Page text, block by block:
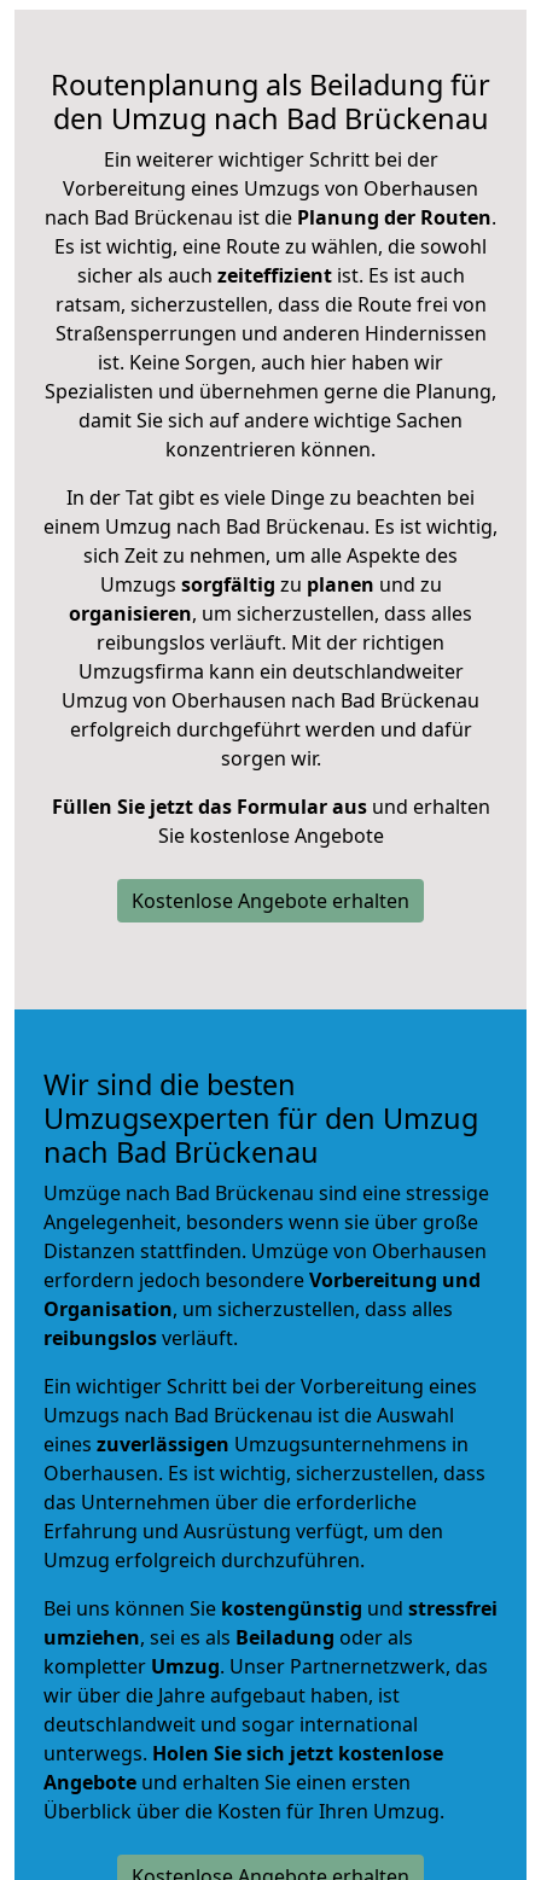
Routenplanung als Beiladung für
den Umzug nach Bad Brückenau
Ein weiterer wichtiger Schritt bei der
Vorbereitung eines Umzugs von Oberhausen
nach Bad Brückenau ist die Planung der Routen.
Es ist wichtig, eine Route zu wählen, die sowohl
sicher als auch zeiteffizientist. Es ist auch
ratsam, sicherzustellen, dass die Route frei von
Straßensperrungen und anderen Hindernissen
ist. Keine Sorgen, auch hier haben wir
Spezialisten und übernehmen gerne die Planung,
damit Sie sich auf andere wichtige Sachen
konzentrieren können.
In der Tat gibt es viele Dinge zu beachten bei
einem Umzug nach Bad Brückenau. Es ist wichtig,
sich Zeit zu nehmen, um alle Aspekte des
Umzugs sorgfältig zu planen und zu
organisieren, um sicherzustellen, dass alles
reibungslos verläuft. Mit der richtigen
Umzugsfirma kann ein deutschlandweiter
Umzug von Oberhausen nach Bad Brückenau
erfolgreich durchgeführt werden und dafür
sorgen wir.
Füllen Sie jetzt das Formular ausund erhalten
Sie kostenlose Angebote
Kostenlose Angebote erhalten
Wir sind die besten
Umzugsexperten für den Umzug
nach Bad Brückenau
Umzüge nach Bad Brückenau sind eine stressige
Angelegenheit, besonders wenn sie über große
Distanzen stattfinden. Umzüge von Oberhausen
erfordern jedoch besondereVorbereitung und
Organisation, um sicherzustellen, dass alles
reibungslosverläuft.
Ein wichtiger Schritt bei der Vorbereitung eines
Umzugs nach Bad Brückenau ist die Auswahl
eines zuverlässigen Umzugsunternehmens in
Oberhausen. Es ist wichtig, sicherzustellen, dass
das Unternehmen über die erforderliche
Erfahrung und Ausrüstung verfügt, um den
Umzug erfolgreich durchzuführen.
Bei uns können Sie kostengünstig und stressfrei
umziehen, sei es als Beiladung oder als
kompletter Umzug. Unser Partnernetzwerk, das
wir über die Jahre aufgebaut haben, ist
deutschlandweit und sogar international
unterwegs. Holen Sie sich jetzt kostenlose
Angebote und erhalten Sie einen ersten
Überblick über die Kosten für Ihren Umzug.